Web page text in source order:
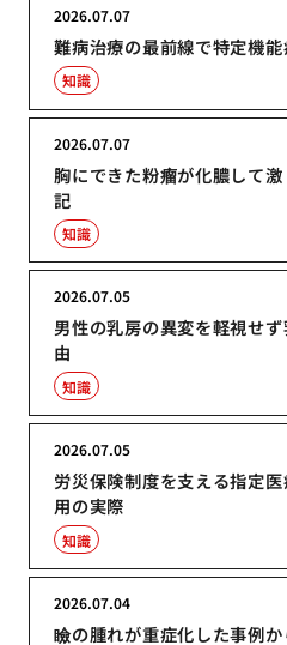
難病治療の最前線で特定機
2026.07.07
知識
胸にできた粉瘤が化膿して
記
2026.07.07
知識
男性の乳房の異変を軽視せ
由
2026.07.05
知識
労災保険制度を支える指定
用の実際
2026.07.05
知識
瞼の腫れが重症化した事例
2026.07.04